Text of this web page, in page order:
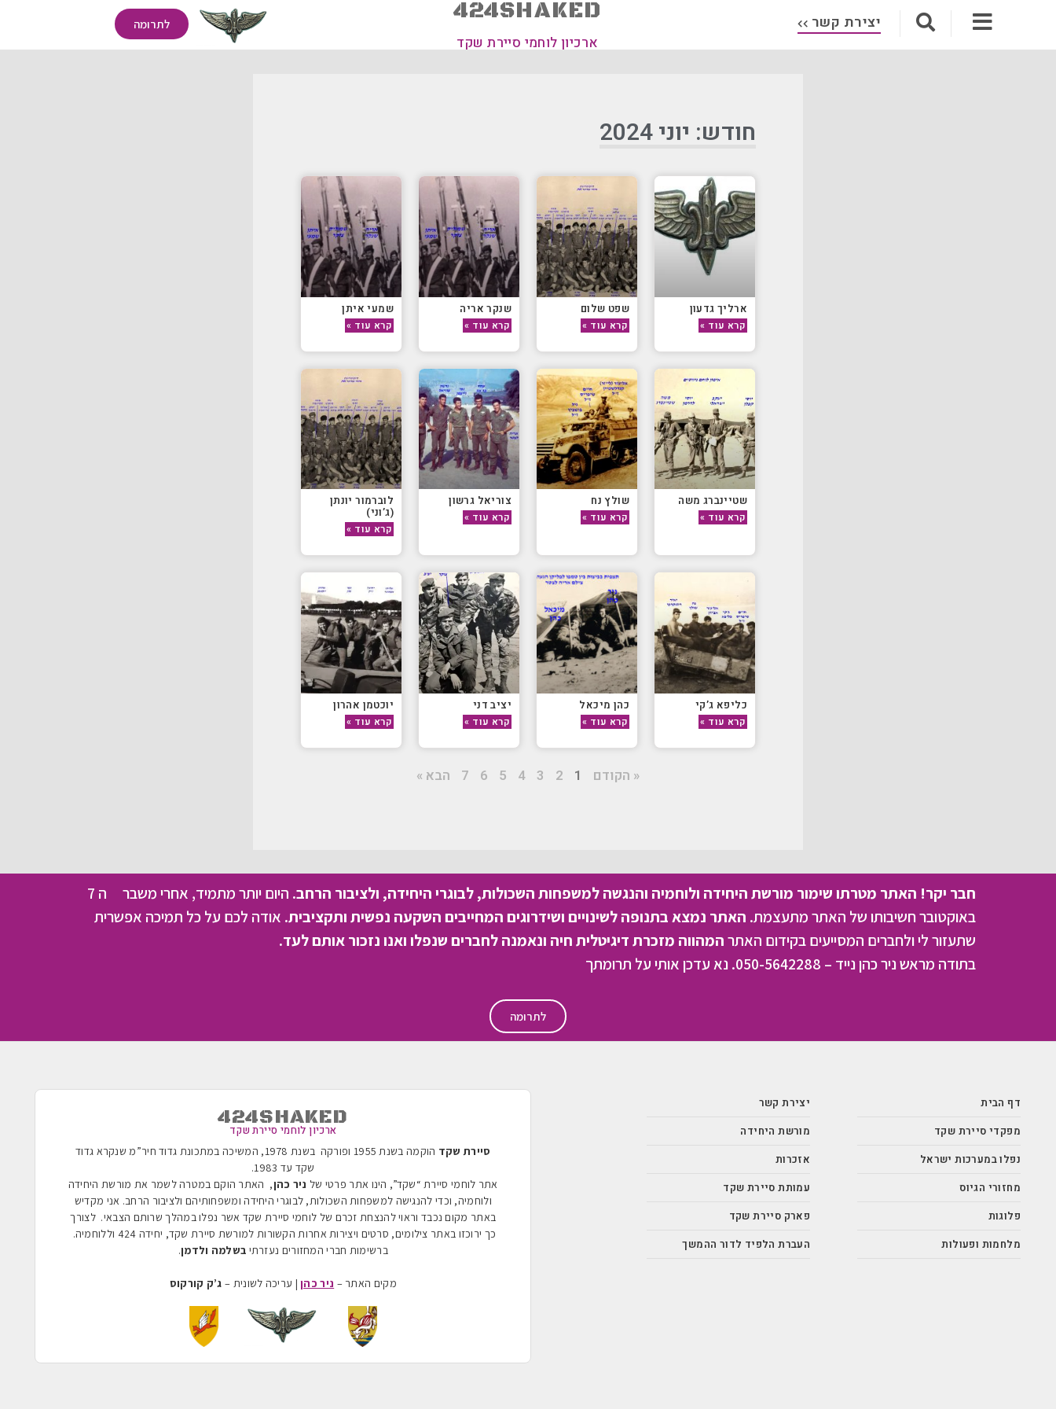
יצירת קשר 424SHAKED
ארכיון לוחמי סיירת שקד
לתרומה
חודש: יוני 2024
ארליך גדעון
קרא עוד »
שפט שלום
קרא עוד »
שנקר אריה
קרא עוד »
שמעי איתן
קרא עוד »
שטיינברג משה
קרא עוד »
שולץ נח
קרא עוד »
צוריאל גרשון
קרא עוד »
לוברמור יונתן
(ג’וני)
קרא עוד »
כליפא ג’קי
קרא עוד »
כהן מיכאל
קרא עוד »
יציב דני
קרא עוד »
יוכטמן אהרון
קרא עוד »
« הקודם 1
2
3
4
5
6
7 הבא »
חבר יקר! האתר מטרתו שימור מורשת היחידה ולוחמיה והנגשה למשפחות השכולות, לבוגרי היחידה, ולציבור הרחב.
היום יותר מתמיד, אחרי משבר ה 7
באוקטובר חשיבותו של האתר מתעצמת. האתר נמצא בתנופה לשינויים ושידרוגים המחייבים השקעה נפשית ותקציבית. אודה לכם על כל תמיכה אפשרית
שתעזור לי ולחברים המסייעים בקידום האתרהמהווה מזכרת דיגיטלית חיה ונאמנה לחברים שנפלו ואנו נזכור אותם לעד.
בתודה מראש ניר כהן נייד – 050-5642288. נא עדכן אותי על תרומתך
לתרומה
דף הבית
מפקדי סיירת שקד
נפלו במערכות ישראל
מחזורי הגיוס
פלוגות
מלחמות ופעולות
יצירת קשר
מורשת היחידה
אזכרות
עמותת סיירת שקד
פארק סיירת שקד
העברת הלפיד לדור ההמשך
424SHAKED
ארכיון לוחמי סיירת שקד
סיירת שקד
הוקמה בשנת 1955 ופורקה בשנת 1978, המשיכה במתכונת גדוד חיר”מ שנקרא גדוד
שקד עד 1983
.
אתר לוחמי סיירת “שקד”, הינו אתר פרטי של ניר כהן, האתר הוקם במטרה לשמר את מורשת היחידה
ולוחמיה, וכדי להנגישה למשפחות השכולות, לבוגרי היחידה ומשפחותיהם ולציבור הרחב. אני מקדיש
באתר מקום נכבד וראוי להנצחת זכרם של לוחמי סיירת שקד אשר נפלו במהלך שרותם הצבאי. לצורך
כך ירוכזו באתר צילומים, סרטים ויצירות אחרות הקשורות למורשת סיירת שקד, יחידה 424 וללוחמיה.
ברשימות חברי המחזורים נעזרתי בשלמה ולדמן.
מקים האתר – ניר כהן| עריכה לשונית – ג’ק קורקוס